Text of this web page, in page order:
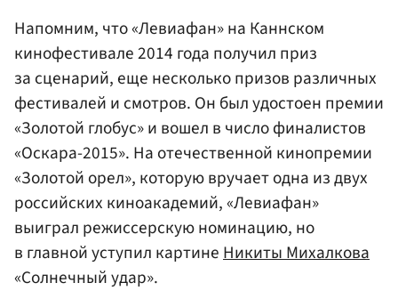
Напомним, что «Левиафан» на Каннском
кинофестивале 2014 года получил приз
за сценарий, еще несколько призов различных
фестивалей и смотров. Он был удостоен премии
«Золотой глобус» и вошел в число финалистов
«Оскара-2015». На отечественной кинопремии
«Золотой орел», которую вручает одна из двух
российских киноакадемий, «Левиафан»
выиграл режиссерскую номинацию, но
в главной уступил картине Никиты Михалкова
«Солнечный удар».